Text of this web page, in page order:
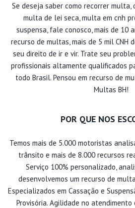
Se deseja saber como recorrer
multa de lei seca, multa em cnh
suspensa, fale conosco, mais de 10
recurso de multas, mais de 5 mil CNH
seu direito de ir e vir. Trate seu
profissionais altamente qualificados
todo Brasil. Pensou em recurso de
Multas BH!
POR QUE NOS
Temos mais de 5.000 motoristas
trânsito e mais de 8.000 recursos
Serviço 100% personalizado,
desenvolvemos um recurso de
Especializados em Cassação e
Provisória. Agilidade no